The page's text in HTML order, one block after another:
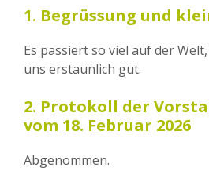
1. Begrüssung und
Es passiert so viel auf der
uns erstaunlich gut.
2. Protokoll der
vom 18. Februar 2026
Abgenommen.